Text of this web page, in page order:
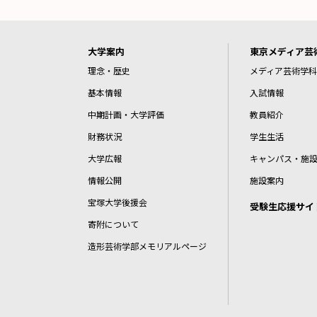
大学案内
理念・歴史
基本情報
中期計画・大学評価
財務状況
大学広報
情報公開
宝塚大学後援会
寄附について
造形芸術学部メモリアルページ
東京メディア芸
メディア芸術学科
入試情報
教員紹介
学生生活
キャンパス・施
施設案内
受験生応援サイ